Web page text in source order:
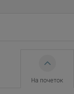
На почеток